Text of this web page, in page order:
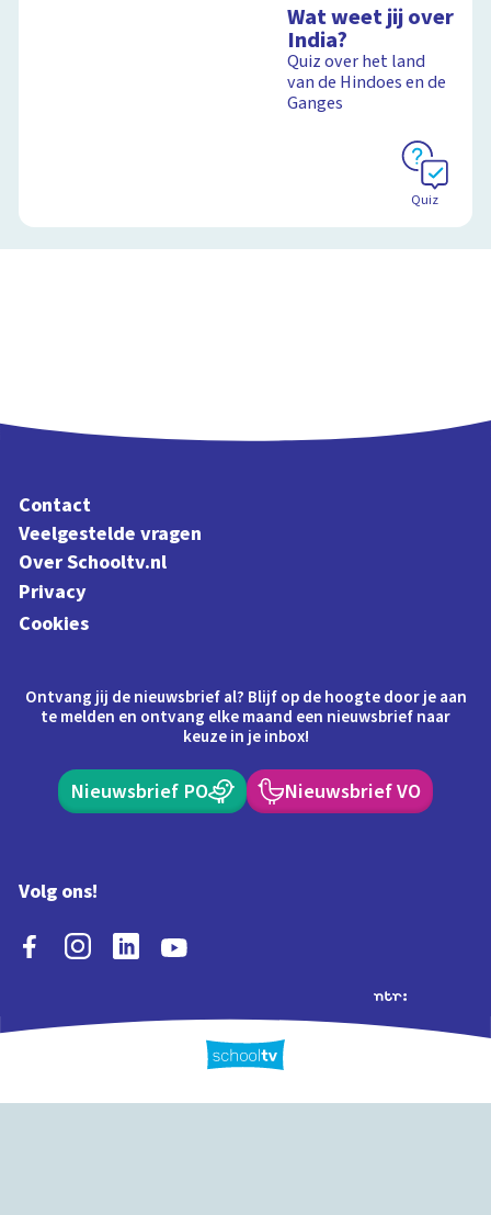
Wat weet jij over
India?
Quiz over het land
van de Hindoes en de
Ganges
Quiz
Contact
Veelgestelde vragen
Over Schooltv.nl
Privacy
Cookies
Ontvang jij de nieuwsbrief al? Blijf op de hoogte door je aan
te melden en ontvang elke maand een nieuwsbrief naar
keuze in je inbox!
Nieuwsbrief PO Nieuwsbrief VO
Volg ons!